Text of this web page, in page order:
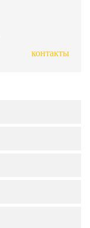
контакты